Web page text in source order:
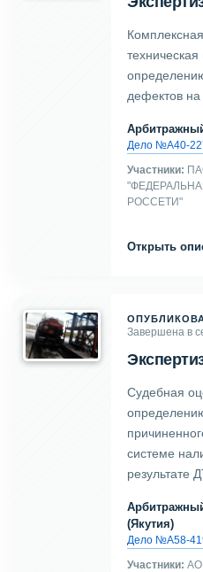
дефектов на
Дело №А40-
Участники:
РОССЕТИ"
Открыть
Завершена в
Судебная
системе
результате
(Якутия)
Дело №А58-
Участники: АО